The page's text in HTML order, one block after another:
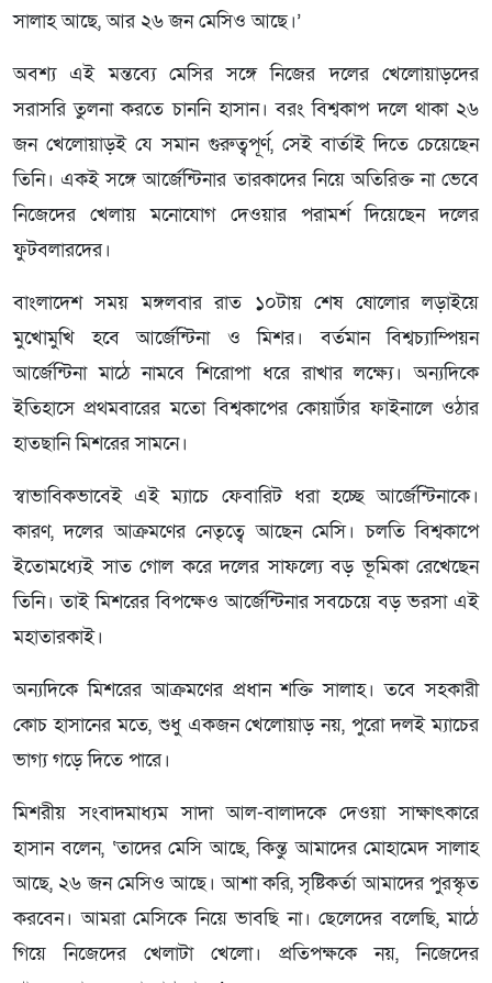
সালাহ আছে, আর ২৬ জন মেসিও আছে।’
অবশ্য এই মন্তব্যে মেসির সঙ্গে নিজের দলের খেলোয়াড়দের
সরাসরি তুলনা করতে চাননি হাসান। বরং বিশ্বকাপ দলে থাকা ২৬
জন খেলোয়াড়ই যে সমান গুরুত্বপূর্ণ, সেই বার্তাই দিতে চেয়েছেন
তিনি। একই সঙ্গে আর্জেন্টিনার তারকাদের নিয়ে অতিরিক্ত না ভেবে
নিজেদের খেলায় মনোযোগ দেওয়ার পরামর্শ দিয়েছেন দলের
ফুটবলারদের।
বাংলাদেশ সময় মঙ্গলবার রাত ১০টায় শেষ ষোলোর লড়াইয়ে
মুখোমুখি হবে আর্জেন্টিনা ও মিশর। বর্তমান বিশ্বচ্যাম্পিয়ন
আর্জেন্টিনা মাঠে নামবে শিরোপা ধরে রাখার লক্ষ্যে। অন্যদিকে
ইতিহাসে প্রথমবারের মতো বিশ্বকাপের কোয়ার্টার ফাইনালে ওঠার
হাতছানি মিশরের সামনে।
স্বাভাবিকভাবেই এই ম্যাচে ফেবারিট ধরা হচ্ছে আর্জেন্টিনাকে।
কারণ, দলের আক্রমণের নেতৃত্বে আছেন মেসি। চলতি বিশ্বকাপে
ইতোমধ্যেই সাত গোল করে দলের সাফল্যে বড় ভূমিকা রেখেছেন
তিনি। তাই মিশরের বিপক্ষেও আর্জেন্টিনার সবচেয়ে বড় ভরসা এই
মহাতারকাই।
অন্যদিকে মিশরের আক্রমণের প্রধান শক্তি সালাহ। তবে সহকারী
কোচ হাসানের মতে, শুধু একজন খেলোয়াড় নয়, পুরো দলই ম্যাচের
ভাগ্য গড়ে দিতে পারে।
মিশরীয় সংবাদমাধ্যম সাদা আল-বালাদকে দেওয়া সাক্ষাৎকারে
হাসান বলেন, ‘তাদের মেসি আছে, কিন্তু আমাদের মোহামেদ সালাহ
আছে, ২৬ জন মেসিও আছে। আশা করি, সৃষ্টিকর্তা আমাদের পুরস্কৃত
করবেন। আমরা মেসিকে নিয়ে ভাবছি না। ছেলেদের বলেছি, মাঠে
গিয়ে নিজেদের খেলাটা খেলো। প্রতিপক্ষকে নয়, নিজেদের